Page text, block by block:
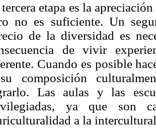
etapa es la
no es suficiente. Un
de la diversidad es
de vivir
Cuando es posible
composición
Las aulas y las
ya que son
a la